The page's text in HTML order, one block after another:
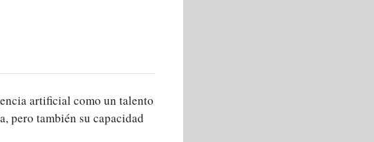
artificial como un talento
pero también su capacidad